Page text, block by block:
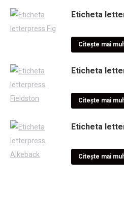
Eticheta
Citește mai
Eticheta
Citește mai
Eticheta
Citește mai